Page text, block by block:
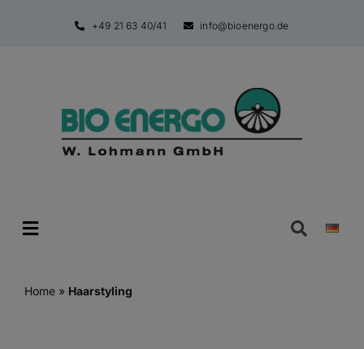
+49 21 63 40/41 info@bioenergo.de
Toggle
Home» Haarstyling